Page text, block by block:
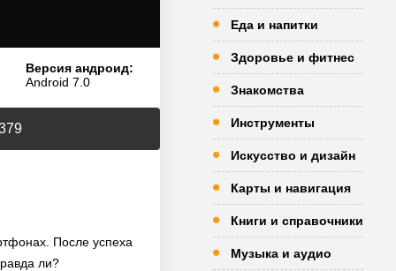
Версия андроид:
Android 7.0
После успеха
ли?
Еда и напитки
Здоровье и фитнес
Знакомства
Инструменты
Искусство и дизайн
Карты и навигация
Книги и справочники
Музыка и аудио